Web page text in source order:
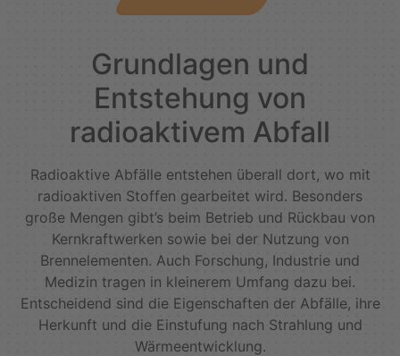
Grundlagen und
Entstehung von
radioaktivem Abfall
Radioaktive Abfälle entstehen überall dort, wo mit
radioaktiven Stoffen gearbeitet wird. Besonders
große Mengen gibt’s beim Betrieb und Rückbau von
Kernkraftwerken sowie bei der Nutzung von
Brennelementen. Auch Forschung, Industrie und
Medizin tragen in kleinerem Umfang dazu bei.
Entscheidend sind die Eigenschaften der Abfälle, ihre
Herkunft und die Einstufung nach Strahlung und
Wärmeentwicklung.